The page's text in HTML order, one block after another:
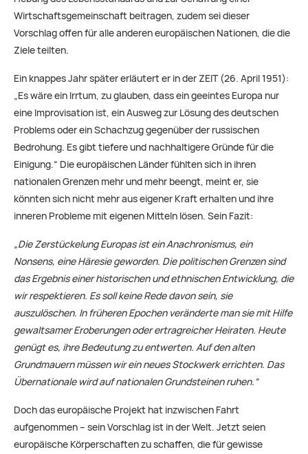
Wirtschaftsgemeinschaft beitragen, zudem sei dieser
Vorschlag offen für alle anderen europäischen Nationen, die die
Ziele teilten.
Ein knappes Jahr später erläutert er in der ZEIT (26. April 1951):
„Es wäre ein Irrtum, zu glauben, dass ein geeintes Europa nur
eine Improvisation ist, ein Ausweg zur Lösung des deutschen
Problems oder ein Schachzug gegenüber der russischen
Bedrohung. Es gibt tiefere und nachhaltigere Gründe für die
Einigung.“ Die europäischen Länder fühlten sich in ihren
nationalen Grenzen mehr und mehr beengt, meint er, sie
könnten sich nicht mehr aus eigener Kraft erhalten und ihre
inneren Probleme mit eigenen Mitteln lösen. Sein Fazit:
„Die Zerstückelung Europas ist ein Anachronismus, ein
Nonsens, eine Häresie geworden. Die politischen Grenzen sind
das Ergebnis einer historischen und ethnischen Entwicklung, die
wir respektieren. Es soll keine Rede davon sein, sie
auszulöschen. In früheren Epochen veränderte man sie mit Hilfe
gewaltsamer Eroberungen oder ertragreicher Heiraten. Heute
genügt es, ihre Bedeutung zu entwerten. Auf den alten
Grundmauern müssen wir ein neues Stockwerk errichten. Das
Übernationale wird auf nationalen Grundsteinen ruhen.“
Doch das europäische Projekt hat inzwischen Fahrt
aufgenommen – sein Vorschlag ist in der Welt. Jetzt seien
europäische Körperschaften zu schaffen, die für gewisse